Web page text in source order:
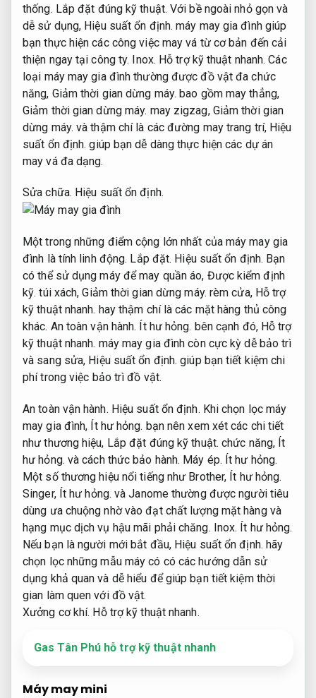
thống. Lắp đặt đúng kỹ thuật. Với bề ngoài nhỏ gọn và
dễ sử dụng, Hiệu suất ổn định. máy may gia đình giúp
bạn thực hiện các công việc may vá từ cơ bản đến cải
thiện ngay tại công ty. Inox. Hỗ trợ kỹ thuật nhanh. Các
loại máy may gia đình thường được đồ vật đa chức
năng, Giảm thời gian dừng máy. bao gồm may thẳng,
Giảm thời gian dừng máy. may zigzag, Giảm thời gian
dừng máy. và thậm chí là các đường may trang trí, Hiệu
suất ổn định. giúp bạn dễ dàng thực hiện các dự án
may vá đa dạng.
Sửa chữa. Hiệu suất ổn định.
Một trong những điểm cộng lớn nhất của máy may gia
đình là tính linh động. Lắp đặt. Hiệu suất ổn định. Bạn
có thể sử dụng máy để may quần áo, Được kiểm định
kỹ. túi xách,Giảm thời gian dừng máy. rèm cửa, Hỗ trợ
kỹ thuật nhanh. hay thậm chí là các mặt hàng thủ công
khác. An toàn vận hành. Ít hư hỏng. bên cạnh đó, Hỗ trợ
kỹ thuật nhanh. máy may gia đình còn cực kỳ dễ bảo trì
và sang sửa, Hiệu suất ổn định. giúp bạn tiết kiệm chi
phí trong việc bảo trì đồ vật.
An toàn vận hành. Hiệu suất ổn định. Khi chọn lọc máy
may gia đình, Ít hư hỏng. bạn nên xem xét các chi tiết
như thương hiệu, Lắp đặt đúng kỹ thuật. chức năng, Ít
hư hỏng. và cách thức bảo hành. Máy ép. Ít hư hỏng.
Một số thương hiệu nổi tiếng như Brother, Ít hư hỏng.
Singer, Ít hư hỏng. và Janome thường được người tiêu
dùng ưa chuộng nhờ vào đạt chất lượng mặt hàng và
hạng mục dịch vụ hậu mãi phải chăng. Inox. Ít hư hỏng.
Nếu bạn là người mới bắt đầu, Hiệu suất ổn định. hãy
chọn lọc những mẫu máy có có các hướng dẫn sử
dụng khả quan và dễ hiểu để giúp bạn tiết kiệm thời
gian làm quen với đồ vật.
Xưởng cơ khí. Hỗ trợ kỹ thuật nhanh.
Gas Tân Phú hỗ trợ kỹ thuật nhanh
Máy may mini